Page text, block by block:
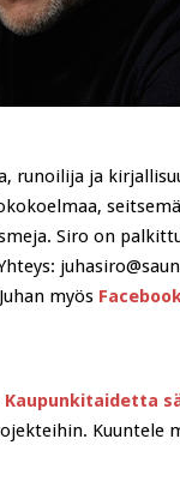
runoilija ja
Siro on
myös
Kaupunkitaidetta
Kuuntele